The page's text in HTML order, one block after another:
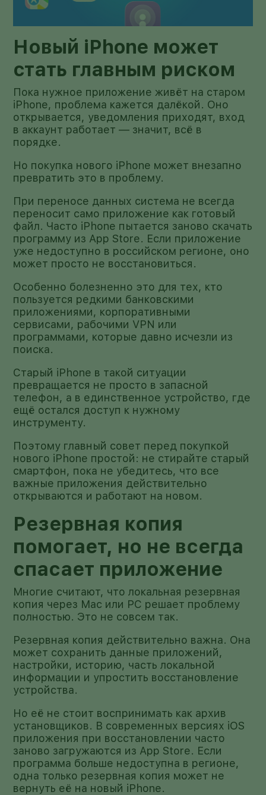
Новый iPhone может
стать главным риском
Пока нужное приложение живёт на старом
iPhone, проблема кажется далёкой. Оно
открывается, уведомления приходят, вход
в аккаунт работает — значит, всё в
порядке.
Но покупка нового iPhone может внезапно
превратить это в проблему.
При переносе данных система не всегда
переносит само приложение как готовый
файл. Часто iPhone пытается заново скачать
программу из App Store. Если приложение
уже недоступно в российском регионе, оно
может просто не восстановиться.
Особенно болезненно это для тех, кто
пользуется редкими банковскими
приложениями, корпоративными
сервисами, рабочими VPN или
программами, которые давно исчезли из
поиска.
Старый iPhone в такой ситуации
превращается не просто в запасной
телефон, а в единственное устройство, где
ещё остался доступ к нужному
инструменту.
Поэтому главный совет перед покупкой
нового iPhone простой: не стирайте старый
смартфон, пока не убедитесь, что все
важные приложения действительно
открываются и работают на новом.
Резервная копия
помогает, но не всегда
спасает приложение
Многие считают, что локальная резервная
копия через Mac или PC решает проблему
полностью. Это не совсем так.
Резервная копия действительно важна. Она
может сохранить данные приложений,
настройки, историю, часть локальной
информации и упростить восстановление
устройства.
Но её не стоит воспринимать как архив
установщиков. В современных версиях iOS
приложения при восстановлении часто
заново загружаются из App Store. Если
программа больше недоступна в регионе,
одна только резервная копия может не
вернуть её на новый iPhone.